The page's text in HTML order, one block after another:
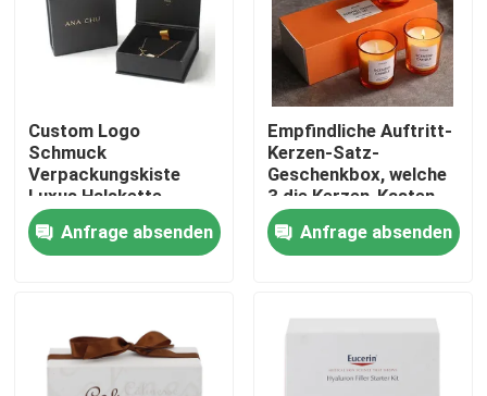
Haus
Videos
Custom Logo
Schmuck
Verpackungskiste
Luxus Halskette
Armband
Schmuckschachtel
mit Samt-Einsatz
Anfrage absenden
Empfindliche Auftritt-
Kerzen-Satz-
Geschenkbox, welche
3 die Kerzen-Kasten-
Luxusgewohnheit mit
Logo verpackt
Anfrage absenden